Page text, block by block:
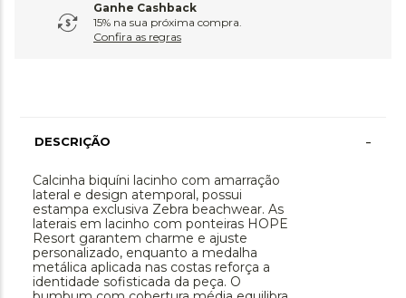
Ganhe Cashback
15% na sua próxima compra.
Confira as regras
DESCRIÇÃO -
Calcinha biquíni lacinho com amarração
lateral e design atemporal, possui
estampa exclusiva Zebra beachwear. As
laterais em lacinho com ponteiras HOPE
Resort garantem charme e ajuste
personalizado, enquanto a medalha
metálica aplicada nas costas reforça a
identidade sofisticada da peça. O